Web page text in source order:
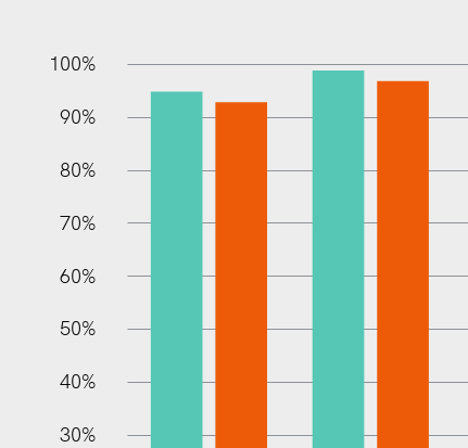
10%
100%
90%
80%
70%
60%
50%
40%
30%